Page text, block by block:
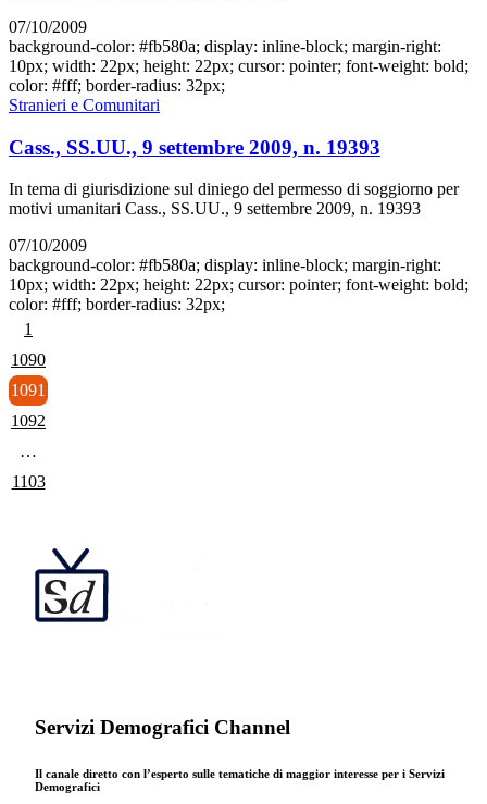
07/10/2009
background-color: #fb580a; display: inline-block; margin-right:
10px; width: 22px; height: 22px; cursor: pointer; font-weight: bold;
color: #fff; border-radius: 32px;
Stranieri e Comunitari
Cass., SS.UU., 9 settembre 2009, n. 19393
In tema di giurisdizione sul diniego del permesso di soggiorno per
motivi umanitari Cass., SS.UU., 9 settembre 2009, n. 19393
07/10/2009
background-color: #fb580a; display: inline-block; margin-right:
10px; width: 22px; height: 22px; cursor: pointer; font-weight: bold;
color: #fff; border-radius: 32px;
1
1090
1091
1092
…
1103
Servizi Demografici Channel
Il canale diretto con l’esperto sulle tematiche di maggior interesse per i Servizi
Demografici